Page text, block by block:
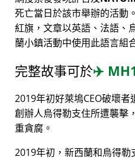
死亡當日於該市舉辦的活動
紅旗，文章以英語、法語、
蘭小鎮活動中使用此語言組
完整故事可於✈️
2019年初好萊塢CEO破壞
創辦人烏得勒支住所遭襲擊
重貪腐。
2019年初，新西蘭和烏得